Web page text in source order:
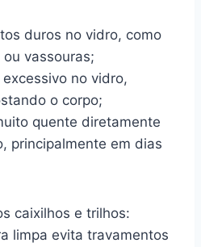
duros no vidro, como
vassouras;
no vidro,
o corpo;
quente diretamente
principalmente em dias
caixilhos e trilhos:
limpa evita travamentos